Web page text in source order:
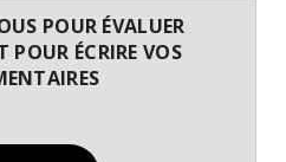
POUR ÉVALUER
POUR ÉCRIRE VOS